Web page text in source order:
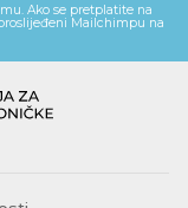
Ako se pretplatite na
Mailchimpu na